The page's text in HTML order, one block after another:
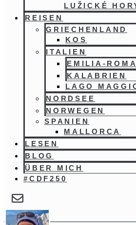
LUŽICKÉ
REISEN
GRIECHENLAND
KOS
ITALIEN
EMILIA-
KALABRIEN
LAGO
NORDSEE
NORWEGEN
SPANIEN
MALLORCA
LESEN
BLOG
ÜBER MICH
#CDF250